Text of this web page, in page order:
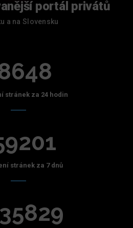
portál privátů
a na Slovensku
stránek za 24 hodin
stránek za 7 dnů